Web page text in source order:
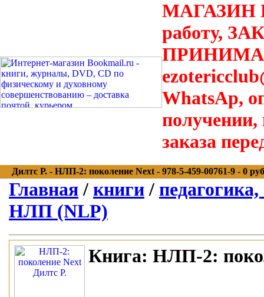
МАГАЗИН
работу,
WhatsAp,
получении,
заказа
Дилтс Р. - НЛП-2: поколение Next - 978-5-459-00761-9 - 0
Главная / книги /
НЛП (NLP)
Книга: НЛП-2: